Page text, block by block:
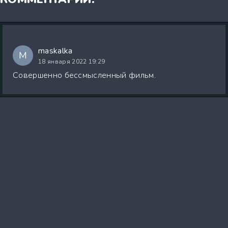
M maskalka
18 января 2022 19:29
Совершенно бессмысленный фильм.